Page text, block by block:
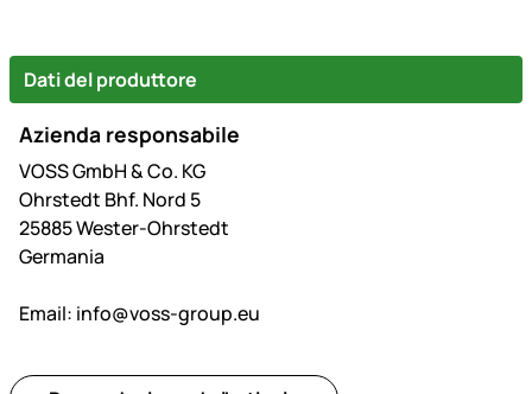
Dati del produttore
Azienda responsabile
VOSS GmbH & Co. KG
Ohrstedt Bhf. Nord 5
25885 Wester-Ohrstedt
Germania
Email: info@voss-group.eu